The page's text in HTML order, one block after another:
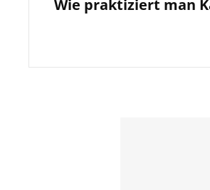
Post
Wie praktiziert man